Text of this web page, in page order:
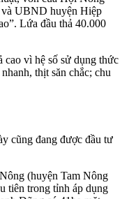
và UBND huyện Hiệp
Lứa đầu thả 40.000
cao vì hệ số sử dụng thức
thịt săn chắc; chu
cũng đang được đầu tư
(huyện Tam Nông
tiên trong tỉnh áp dụng